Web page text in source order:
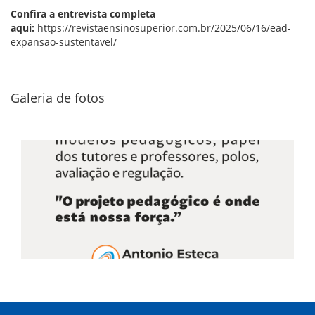
Confira a entrevista completa
aqui: https://revistaensinosuperior.com.br/2025/06/16/ead-
expansao-sustentavel/
Galeria de fotos